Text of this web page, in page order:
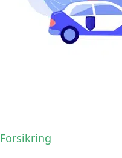
Forsikring